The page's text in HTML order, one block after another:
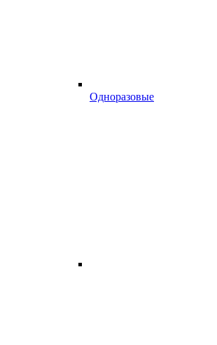
Одноразовые